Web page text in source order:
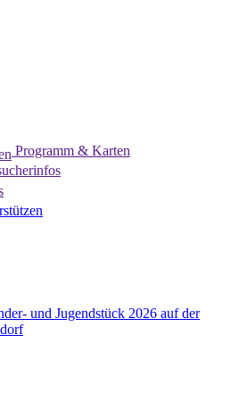
Programm & Karten